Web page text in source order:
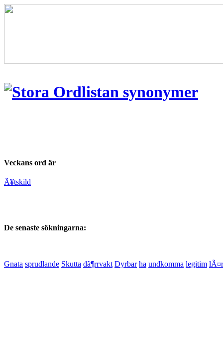
Veckans ord är
Ã¥tskild
De senaste sökningarna:
Gnata sprudlande Skutta dã¶rrvakt Dyrbar ha undkomma legitim